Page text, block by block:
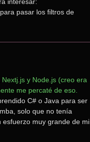
pasar los filtros de
y Node.js (creo era
me percaté de eso.
C# o Java para ser
solo que no tenía
esfuerzo muy grande de mi